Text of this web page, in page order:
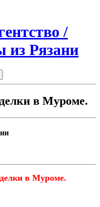
/
из Рязани
в Муроме.
в Муроме.